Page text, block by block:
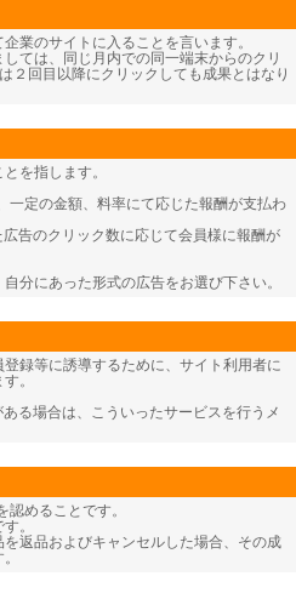
業のサイトに入ることを言います。
ては、同じ月内での同一端末からのクリ
２回目以降にクリックしても成果とはなり
を指します。
一定の金額、料率にて応じた報酬が支払わ
告のクリック数に応じて会員様に報酬が
分にあった形式の広告をお選び下さい。
録等に誘導するために、サイト利用者に
。
る場合は、こういったサービスを行うメ
めることです。
。
返品およびキャンセルした場合、その成